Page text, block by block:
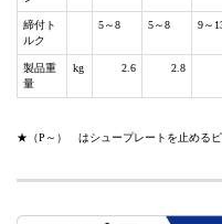
締付ト
ルク
5～8 5～8 9～
製品重
量
kg 2.6 2.8
★（P～） はシュープレートを止める